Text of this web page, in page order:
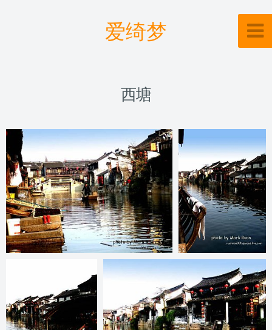
爱绮梦
西塘